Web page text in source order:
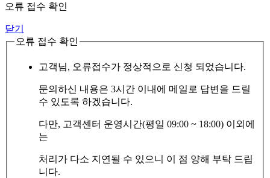
오류 접수 확인
닫기
오류 접수 확인
고객님, 오류접수가 정상적으로 신청 되었습니다.
문의하신 내용은 3시간 이내에 메일로 답변을 드릴
수 있도록 하겠습니다.
다만, 고객센터 운영시간(평일 09:00 ~ 18:00) 이외에
는
처리가 다소 지연될 수 있으니 이 점 양해 부탁 드립
니다.